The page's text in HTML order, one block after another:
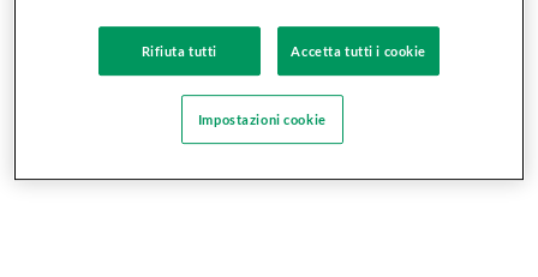
Rifiuta tutti Accetta tutti i cookie
Impostazioni cookie